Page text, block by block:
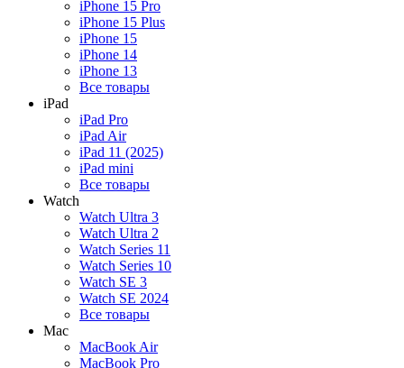
iPhone 15 Pro
iPhone 15 Plus
iPhone 15
iPhone 14
iPhone 13
Все товары
iPad
iPad Pro
iPad Air
iPad 11 (2025)
iPad mini
Все товары
Watch
Watch Ultra 3
Watch Ultra 2
Watch Series 11
Watch Series 10
Watch SE 3
Watch SE 2024
Все товары
Mac
MacBook Air
MacBook Pro